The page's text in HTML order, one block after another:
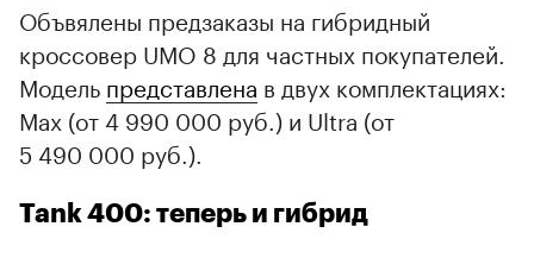
Объвялены предзаказы на гибридный
кроссовер UMO 8 для частных покупателей.
Модель представлена в двух комплектациях:
Max (от 4 990 000 руб.) и Ultra (от
5 490 000 руб.).
Tank 400: теперь и гибрид